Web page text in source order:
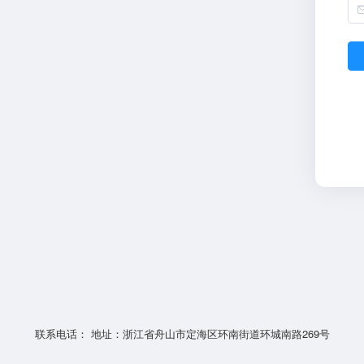
联系电话： 地址：浙江省舟山市定海区环南街道环城南路269号